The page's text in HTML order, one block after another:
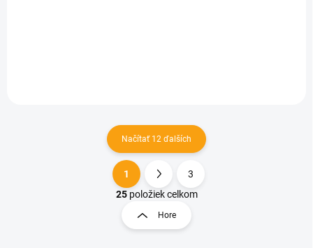
O
v
á
d
Načítať 12 ďalších
S
t
r
á
1
3
25položiek celkom
Hore